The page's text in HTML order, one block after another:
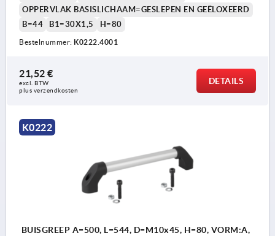
OPPERVLAK BASISLICHAAM=GESLEPEN EN GEËLOXEERD
B=44
B1=30X1,5 H=80
Bestelnummer: K0222.4001
21,52 €
excl. BTW
plus verzendkosten
DETAILS
K0222
BUISGREEP A=500, L=544, D=M10x45, H=80, VORM:A,